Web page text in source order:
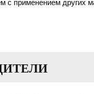
с применением других